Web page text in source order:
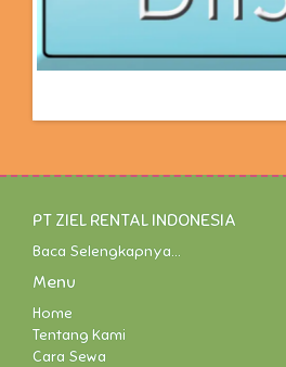
PT ZIEL RENTAL INDONESIA
Baca Selengkapnya...
Menu
Home
Tentang Kami
Cara Sewa